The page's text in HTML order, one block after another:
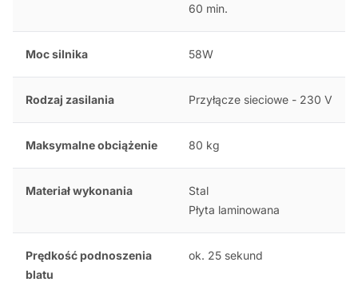
60 min.
Moc silnika 58W
Rodzaj zasilania Przyłącze sieciowe - 230 V
Maksymalne obciążenie 80 kg
Materiał wykonania
Stal
Płyta laminowana
Prędkość podnoszenia
blatu
ok. 25 sekund